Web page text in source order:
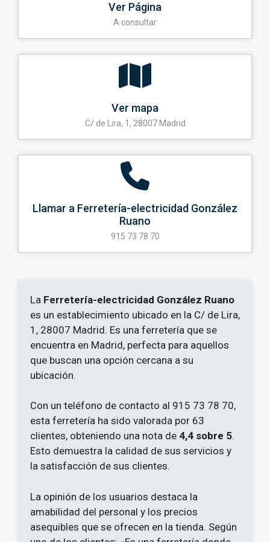
Ver Página
A consultar
Ver mapa
C/ de Lira, 1, 28007 Madrid
Llamar a Ferretería-electricidad González
Ruano
915 73 78 70
La Ferretería-electricidad González Ruano
es un establecimiento ubicado en la C/ de Lira,
1, 28007 Madrid. Es una ferretería que se
encuentra en Madrid, perfecta para aquellos
que buscan una opción cercana a su
ubicación.
Con un teléfono de contacto al 915 73 78 70,
esta ferretería ha sido valorada por 63
clientes, obteniendo una nota de 4,4 sobre 5.
Esto demuestra la calidad de sus servicios y
la satisfacción de sus clientes.
La opinión de los usuarios destaca la
amabilidad del personal y los precios
asequibles que se ofrecen en la tienda. Según